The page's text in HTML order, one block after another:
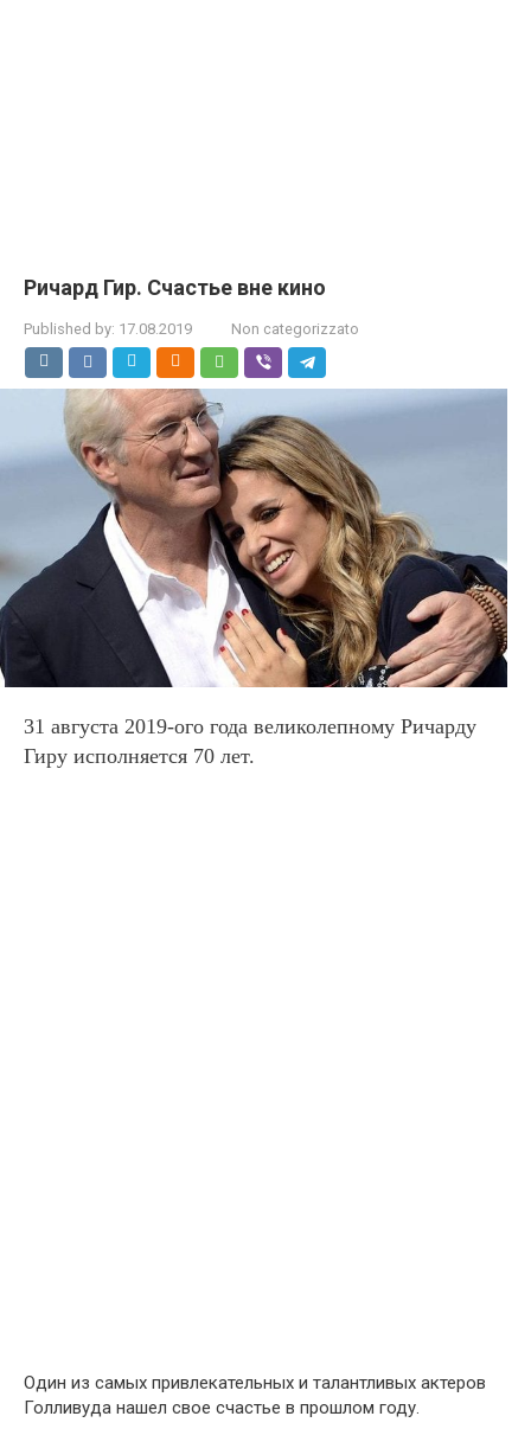
Ричард Гир. Счастье вне кино
Published by: 17.08.2019 Non categorizzato
31 августа 2019-ого года великолепному Ричарду
Гиру исполняется 70 лет.
Один из самых привлекательных и талантливых актеров
Голливуда нашел свое счастье в прошлом году.